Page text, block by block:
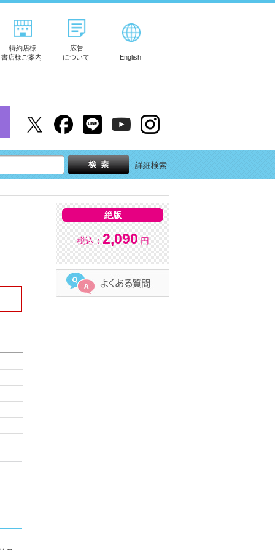
特約店様
書店様ご案内
広告
について
English
詳細検索
絶版
税込： 2,090 円